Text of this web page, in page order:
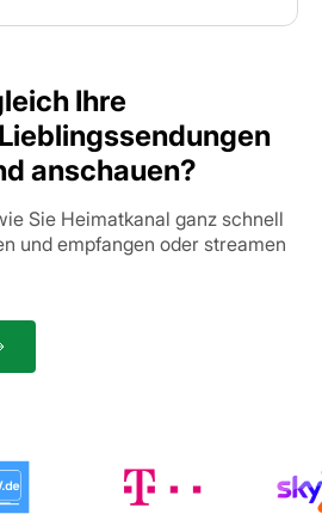
Ihre
anschauen?
Sie Heimatkanal ganz schnell
und empfangen oder streamen